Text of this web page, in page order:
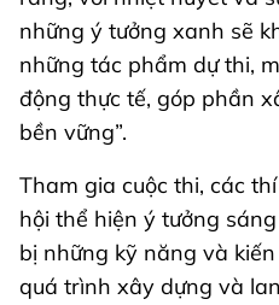
những ý tưởng xanh sẽ
những tác phẩm dự thi,
động thực tế, góp phần
bền vững”.
Tham gia cuộc thi, các
hội thể hiện ý tưởng
bị những kỹ năng và
quá trình xây dựng và